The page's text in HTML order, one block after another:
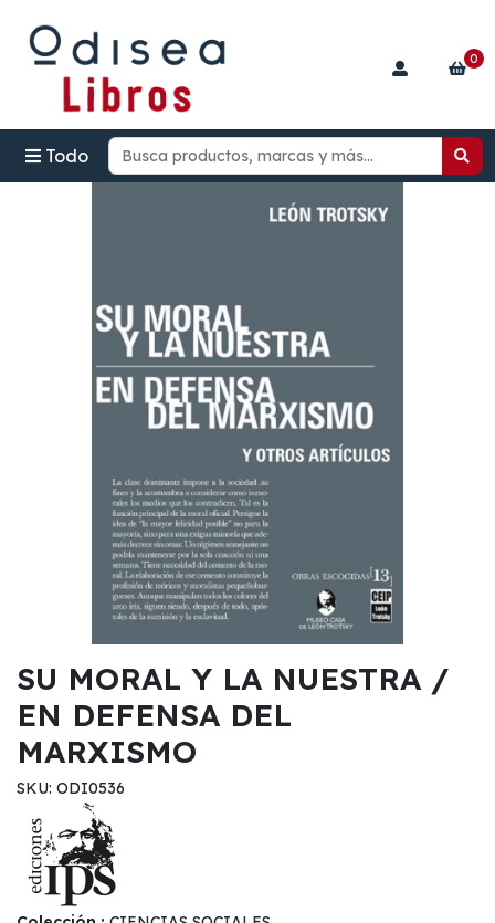
Todo
0
SU MORAL Y LA NUESTRA /
EN DEFENSA DEL
MARXISMO
SKU: ODI0536